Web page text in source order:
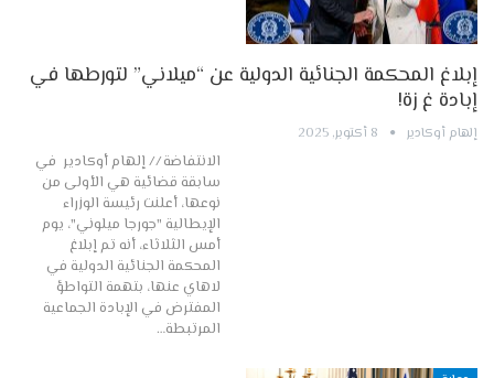
إبلاغ المحكمة الجنائية الدولية عن “ميلاني” لتورطها في
إبادة غ زة!
إلهام أوكادير 8 أكتوبر, 2025
الانتفاضة // إلهام أوكادير في
سابقة قضائية هي الأولى من
نوعها، أعلنت رئيسة الوزراء
الإيطالية "جورجا ميلوني"، يوم
أمس الثلاثاء، أنه تم إبلاغ
المحكمة الجنائية الدولية في
لاهاي عنها، بتهمة التواطؤ
المفترض في الإبادة الجماعية
المرتبطة…